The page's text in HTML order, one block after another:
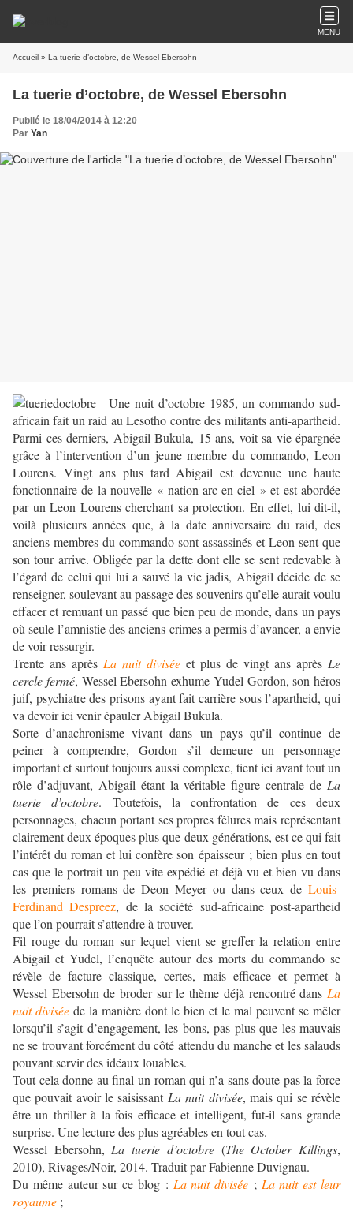
MENU
Accueil » La tuerie d’octobre, de Wessel Ebersohn
La tuerie d’octobre, de Wessel Ebersohn
Publié le 18/04/2014 à 12:20
Par Yan
Une nuit d’octobre 1985, un commando sud-
africain fait un raid au Lesotho contre des militants anti-apartheid.
Parmi ces derniers, Abigail Bukula, 15 ans, voit sa vie épargnée
grâce à l’intervention d’un jeune membre du commando, Leon
Lourens. Vingt ans plus tard Abigail est devenue une haute
fonctionnaire de la nouvelle « nation arc-en-ciel » et est abordée
par un Leon Lourens cherchant sa protection. En effet, lui dit-il,
voilà plusieurs années que, à la date anniversaire du raid, des
anciens membres du commando sont assassinés et Leon sent que
son tour arrive. Obligée par la dette dont elle se sent redevable à
l’égard de celui qui lui a sauvé la vie jadis, Abigail décide de se
renseigner, soulevant au passage des souvenirs qu’elle aurait voulu
effacer et remuant un passé que bien peu de monde, dans un pays
où seule l’amnistie des anciens crimes a permis d’avancer, a envie
de voir ressurgir.
Trente ans après La nuit divisée et plus de vingt ans après Le
cercle fermé, Wessel Ebersohn exhume Yudel Gordon, son héros
juif, psychiatre des prisons ayant fait carrière sous l’apartheid, qui
va devoir ici venir épauler Abigail Bukula.
Sorte d’anachronisme vivant dans un pays qu’il continue de
peiner à comprendre, Gordon s’il demeure un personnage
important et surtout toujours aussi complexe, tient ici avant tout un
rôle d’adjuvant, Abigail étant la véritable figure centrale de La
tuerie d’octobre. Toutefois, la confrontation de ces deux
personnages, chacun portant ses propres fêlures mais représentant
clairement deux époques plus que deux générations, est ce qui fait
l’intérêt du roman et lui confère son épaisseur ; bien plus en tout
cas que le portrait un peu vite expédié et déjà vu et bien vu dans
les premiers romans de Deon Meyer ou dans ceux de Louis-
Ferdinand Despreez, de la société sud-africaine post-apartheid
que l’on pourrait s’attendre à trouver.
Fil rouge du roman sur lequel vient se greffer la relation entre
Abigail et Yudel, l’enquête autour des morts du commando se
révèle de facture classique, certes, mais efficace et permet à
Wessel Ebersohn de broder sur le thème déjà rencontré dans La
nuit divisée de la manière dont le bien et le mal peuvent se mêler
lorsqu’il s’agit d’engagement, les bons, pas plus que les mauvais
ne se trouvant forcément du côté attendu du manche et les salauds
pouvant servir des idéaux louables.
Tout cela donne au final un roman qui n’a sans doute pas la force
que pouvait avoir le saisissant La nuit divisée, mais qui se révèle
être un thriller à la fois efficace et intelligent, fut-il sans grande
surprise. Une lecture des plus agréables en tout cas.
Wessel Ebersohn, La tuerie d’octobre(The October Killings,
2010), Rivages/Noir, 2014. Traduit par Fabienne Duvignau.
Du même auteur sur ce blog : La nuit divisée ; La nuit est leur
royaume ;